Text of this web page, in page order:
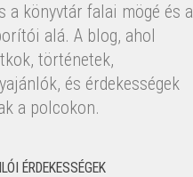
a könyvtár falai mögé és a
alá. A blog, ahol
történetek,
és érdekességek
a polcokon.
ÉRDEKESSÉGEK